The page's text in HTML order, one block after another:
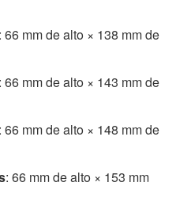
: 66 mm de alto × 138 mm de
: 66 mm de alto × 143 mm de
: 66 mm de alto × 148 mm de
: 66 mm de alto × 153 mm